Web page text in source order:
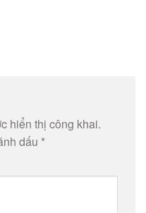
hiển thị công khai.
dấu *